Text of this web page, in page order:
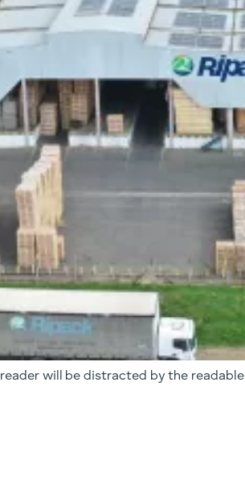
will be distracted by the